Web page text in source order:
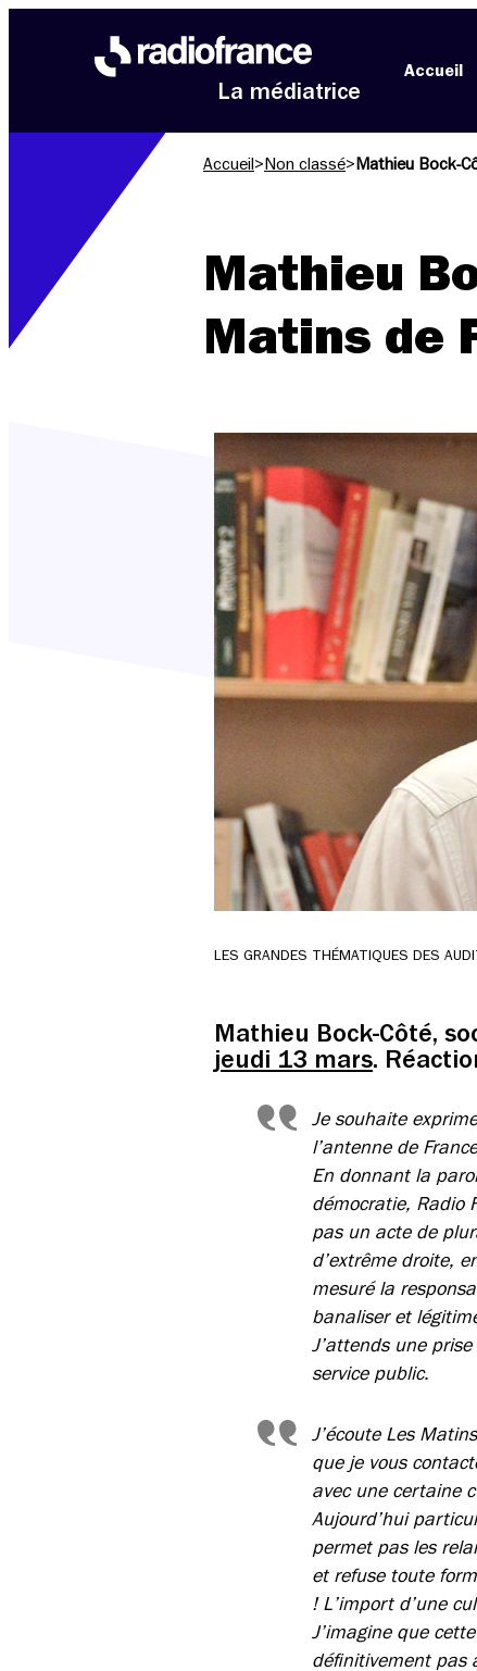
La médiatrice
Accueil
Accueil > Non classé> Mathieu Bock-
Mathieu
Matins de
LES GRANDES THÉMATIQUES DES
Mathieu Bock-Côté,
jeudi 13 mars.
Je souhaite
l’antenne de
En donnant la
démocratie, Radio
pas un acte de
d’extrême droite,
mesuré la
banaliser et
J’attends une
service public.
J’écoute Les
que je vous
avec une certaine
Aujourd’hui
permet pas les
et refuse toute
! L’import d’une
J’imagine que
définitivement pas